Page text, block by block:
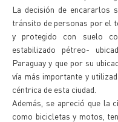
La decisión de encararlos
tránsito de personas por el
y protegido con suelo
estabilizado pétreo-
Paraguay y que por su
vía más importante y
céntrica de esta ciudad.
Además, se apreció que la
como bicicletas y motos,